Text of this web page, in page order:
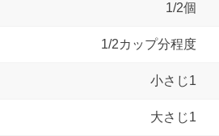
1/2個
1/2カップ分程度
小さじ1
大さじ1